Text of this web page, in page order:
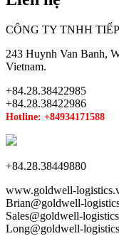
CÔNG TY TNHH
243 Huynh Van Banh,
Vietnam.
+84.28.38422985
+84.28.38422986
Hotline: +84934171588
+84.28.38449880
www.goldwell-
Brian@goldwell-
Sales@goldwell-
Long@goldwell-